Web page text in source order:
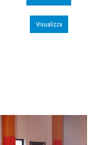
Visualizza